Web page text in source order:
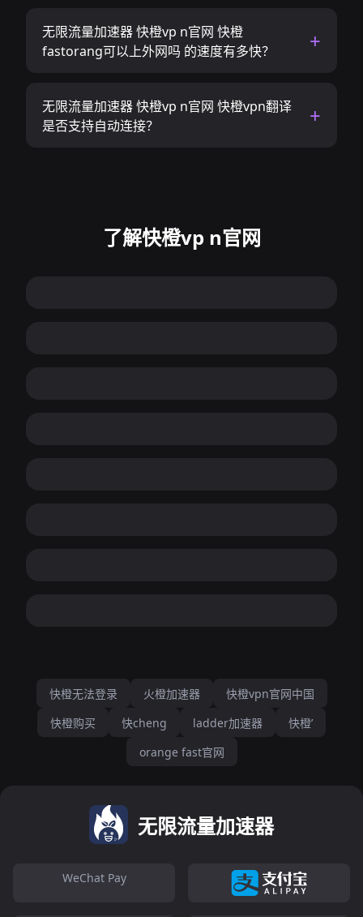
无限流量加速器 快橙vp n官网 快橙
fastorang可以上外网吗 的速度有多快？
无限流量加速器 快橙vp n官网 快橙vpn翻译
是否支持自动连接？
了解快橙vp n官网
快橙无法登录 火橙加速器
快橙vpn官网中国
快橙购买
快cheng ladder加速器
快橙’
orange fast官网
无限流量加速器
WeChat Pay